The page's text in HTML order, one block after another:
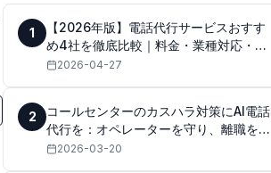
1
【2026年版】電話代行サービスおすす
め4社を徹底比較｜料金・業種対応・品
質で選ぶポイント
2026-04-27
2
コールセンターのカスハラ対策にAI電話
代行を：オペレーターを守り、離職を防
ぐ2026-03-20